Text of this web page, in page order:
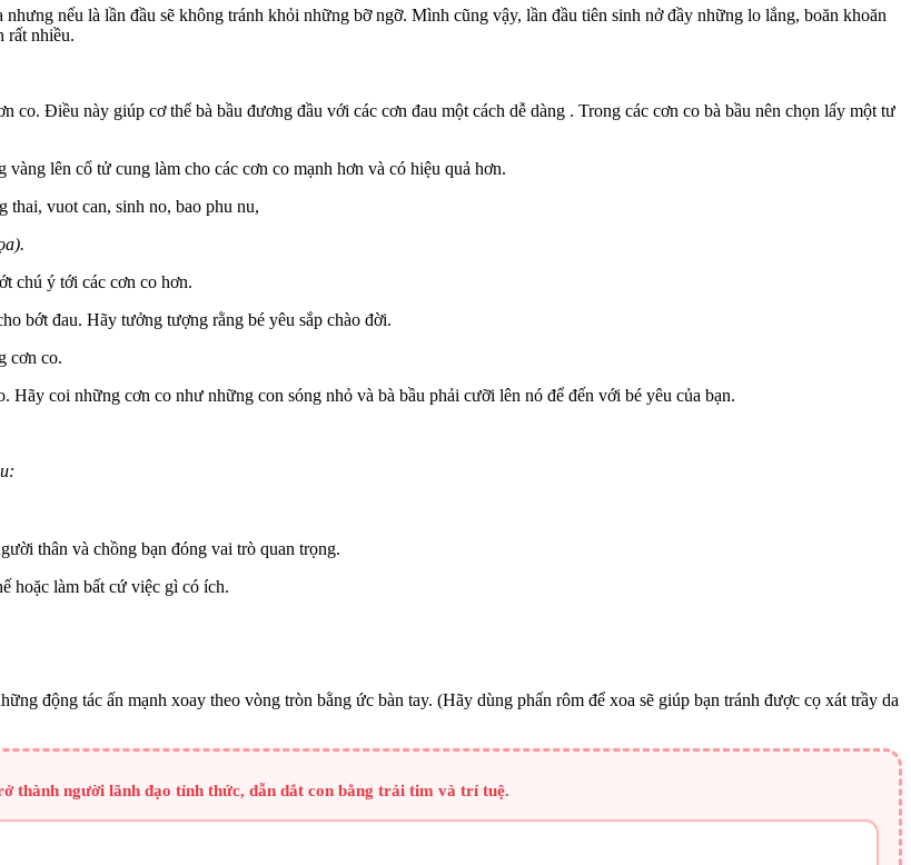
nếu là lần đầu sẽ không tránh khỏi những bỡ ngỡ. Mình cũng vậy, lần đầu tiên sinh nở đầy những lo lắng, boăn khoăn
rất nhiều.
Điều này giúp cơ thể bà bầu đương đầu với các cơn đau một cách dễ dàng . Trong các cơn co bà bầu nên chọn lấy một tư
lên cổ tử cung làm cho các cơn co mạnh hơn và có hiệu quả hơn.
chú ý tới các cơn co hơn.
bớt đau. Hãy tưởng tượng rằng bé yêu sắp chào đời.
cơn co.
coi những cơn co như những con sóng nhỏ và bà bầu phải cưỡi lên nó để đến với bé yêu của bạn.
thân và chồng bạn đóng vai trò quan trọng.
hoặc làm bất cứ việc gì có ích.
động tác ấn mạnh xoay theo vòng tròn bằng ức bàn tay. (Hãy dùng phấn rôm để xoa sẽ giúp bạn tránh được cọ xát trầy da
thành người lãnh đạo tỉnh thức, dẫn dắt con bằng trái tim và trí tuệ.